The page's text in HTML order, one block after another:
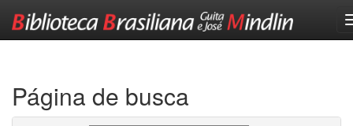
Página de busca